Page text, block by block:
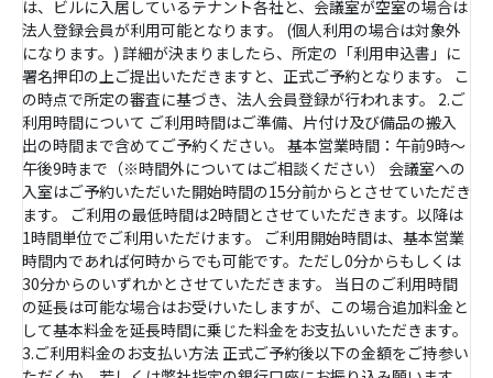
は、ビルに入居しているテナント各社と、会議室が空室の場合は
法人登録会員が利用可能となります。 (個人利用の場合は対象外
になります。) 詳細が決まりましたら、所定の「利用申込書」に
署名押印の上ご提出いただきますと、正式ご予約となります。 こ
の時点で所定の審査に基づき、法人会員登録が行われます。 2.ご
利用時間について ご利用時間はご準備、片付け及び備品の搬入
出の時間まで含めてご予約ください。 基本営業時間：午前9時～
午後9時まで（※時間外についてはご相談ください） 会議室への
入室はご予約いただいた開始時間の15分前からとさせていただき
ます。 ご利用の最低時間は2時間とさせていただきます。以降は
1時間単位でご利用いただけます。 ご利用開始時間は、基本営業
時間内であれば何時からでも可能です。ただし0分からもしくは
30分からのいずれかとさせていただきます。 当日のご利用時間
の延長は可能な場合はお受けいたしますが、この場合追加料金と
して基本料金を延長時間に乗じた料金をお支払いいただきます。
3.ご利用料金のお支払い方法 正式ご予約後以下の金額をご持参い